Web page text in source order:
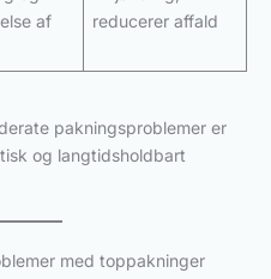
af
reducerer affald
pakningsproblemer er
og langtidsholdbart
med toppakninger